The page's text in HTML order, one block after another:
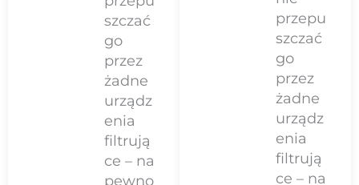
szczać
go
przez
żadne
urządz
enia
filtrują
ce – na
pewno
przepu
szczać
go
przez
żadne
urządz
enia
filtrują
ce – na